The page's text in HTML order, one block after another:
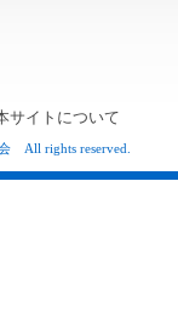
サイトについて
All rights reserved.